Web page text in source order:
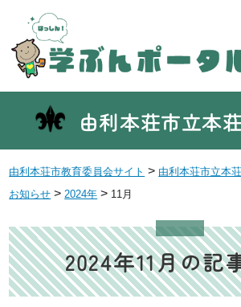
由利本荘市立本
由利本荘市教育委員会サイト > 由利本荘市立本
お知らせ > 2024年 > 11月
2024年11月の記